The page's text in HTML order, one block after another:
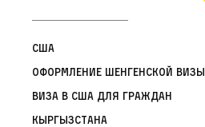
США
Оформление шенгенской визы
Виза в США для граждан
Кыргызстана